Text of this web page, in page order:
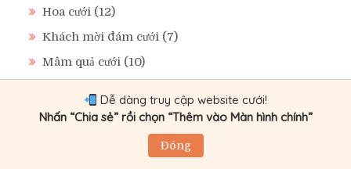
Hoa cưới (12)
Khách mời đám cưới (7)
Mâm quả cưới (10)
Nhẫn và trang sức cưới(22)
Dễ dàng truy cập website cưới!
Nhấn “Chia sẻ” rồi chọn “Thêm vào Màn hình chính”
Đóng